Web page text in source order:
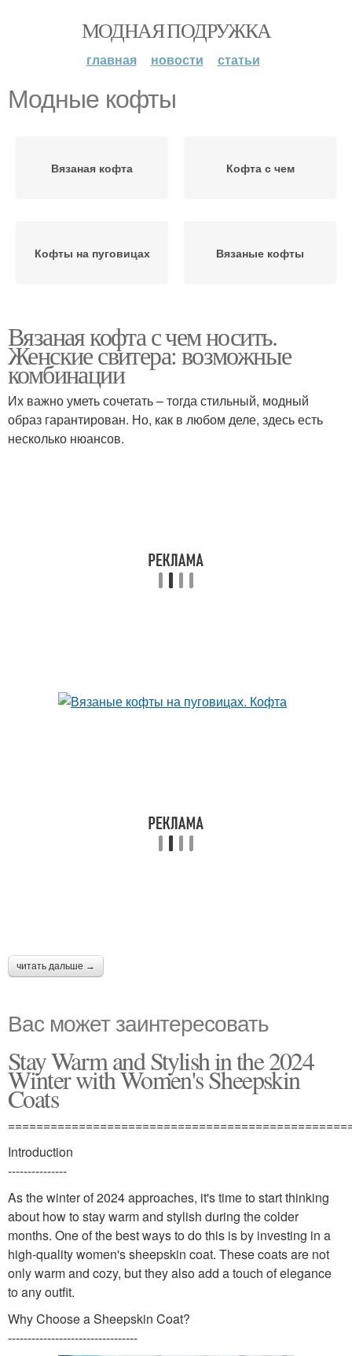
МОДНАЯ ПОДРУЖКА
главная новости статьи
Модные кофты
Вязаная кофта Кофта с чем
Кофты на пуговицах Вязаные кофты
Вязаная кофта с чем носить.
Женские свитера: возможные
комбинации
Их важно уметь сочетать – тогда стильный, модный
образ гарантирован. Но, как в любом деле, здесь есть
несколько нюансов.
читать дальше →
Вас может заинтересовать
Stay Warm and Stylish in the 2024
Winter with Women's Sheepskin
Coats
Introduction
---------------
As the winter of 2024 approaches, it's time to start thinking
about how to stay warm and stylish during the colder
months. One of the best ways to do this is by investing in a
high-quality women's sheepskin coat. These coats are not
only warm and cozy, but they also add a touch of elegance
to any outfit.
Why Choose a Sheepskin Coat?
---------------------------------